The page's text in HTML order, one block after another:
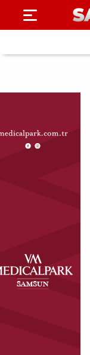
SAYFA
HABER
DÜNYA
MAGAZİN